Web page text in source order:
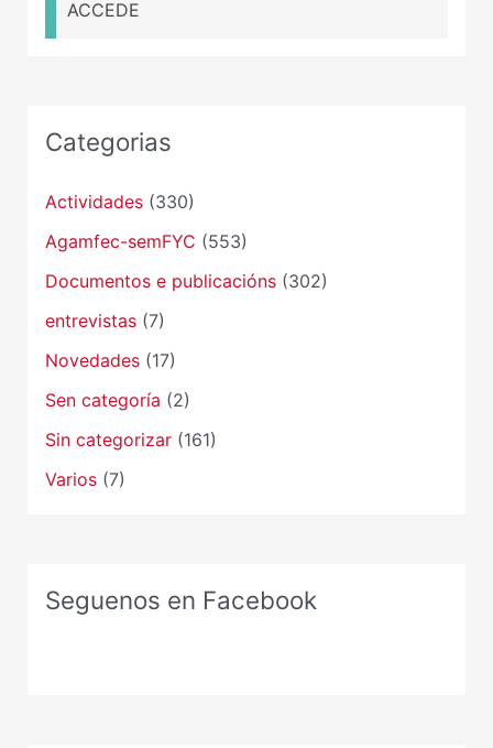
ACCEDE
Categorias
Actividades(330)
Agamfec-semFYC (553)
Documentos e publicacións(302)
entrevistas(7)
Novedades(17)
Sen categoría (2)
Sin categorizar(161)
Varios(7)
Seguenos en Facebook